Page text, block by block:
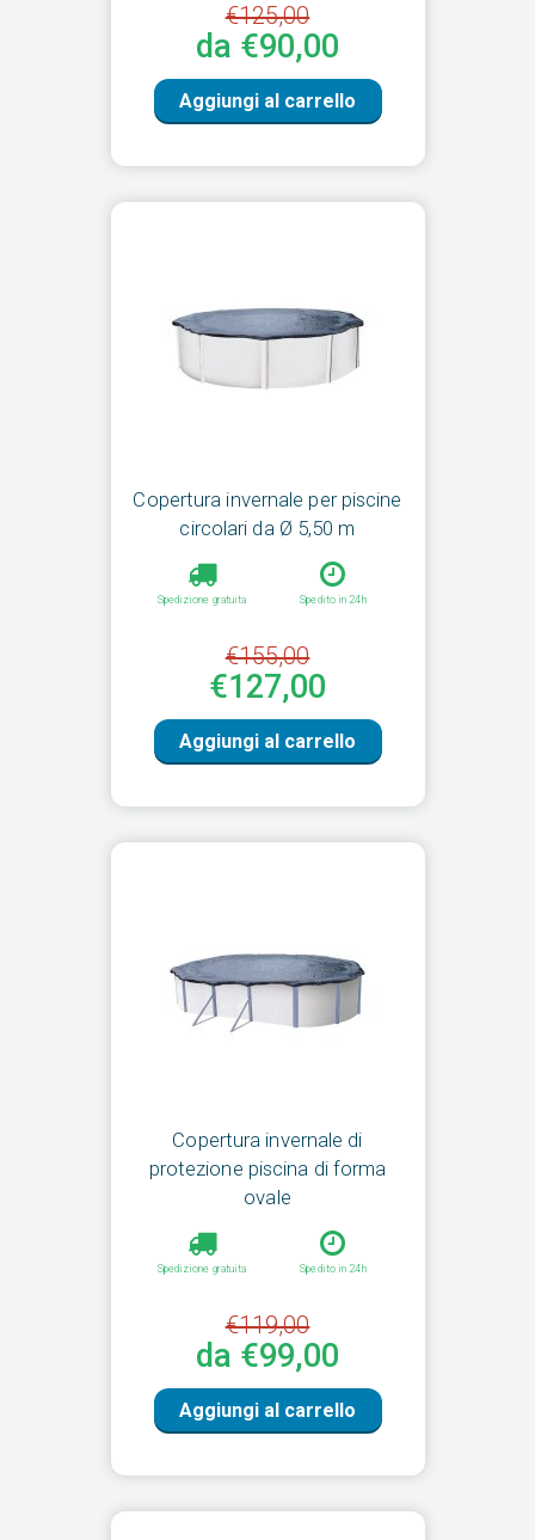
€125,00
da €90,00
Aggiungi al carrello
Copertura invernale per piscine
circolari da Ø 5,50 m
Spedizione gratuita Spedito in 24h
€155,00
€127,00
Aggiungi al carrello
Copertura invernale di
protezione piscina di forma
ovale
Spedizione gratuita Spedito in 24h
€119,00
da €99,00
Aggiungi al carrello